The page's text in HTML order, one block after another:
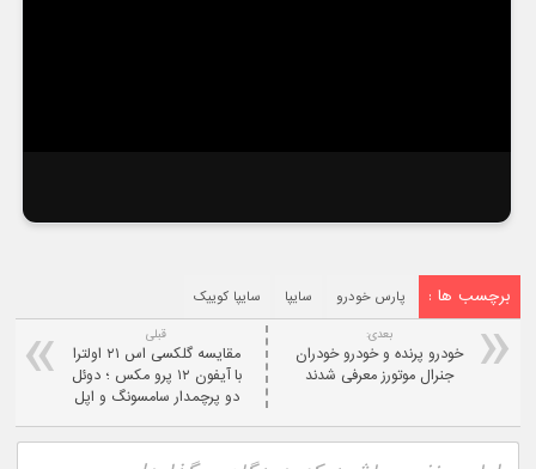
برچسب ها : پارس خودرو سایپا سایپا کوییک
قبلی
مقایسه گلکسی اس ۲۱ اولترا
با آیفون ۱۲ پرو مکس ؛ دوئل
دو پرچمدار سامسونگ و اپل
بعدی:
خودرو پرنده و خودرو خودران
جنرال موتورز معرفی شدند